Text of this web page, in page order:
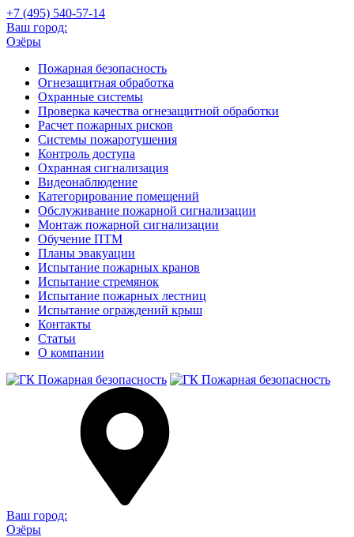
+7 (495) 540-57-14
Ваш город:
Озёры
Пожарная безопасность
Огнезащитная обработка
Охранные системы
Проверка качества огнезащитной обработки
Расчет пожарных рисков
Системы пожаротушения
Контроль доступа
Охранная сигнализация
Видеонаблюдение
Категорирование помещений
Обслуживание пожарной сигнализации
Монтаж пожарной сигнализации
Обучение ПТМ
Планы эвакуации
Испытание пожарных кранов
Испытание стремянок
Испытание пожарных лестниц
Испытание ограждений крыш
Контакты
Статьи
О компании
Ваш город:
Озёры